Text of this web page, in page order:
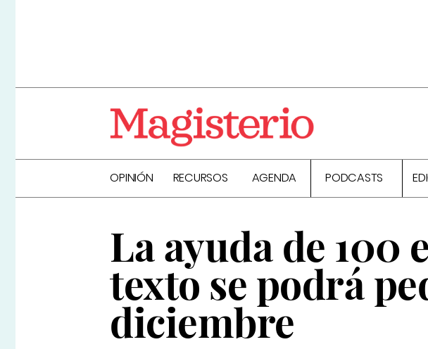
OPINIÓN RECURSOS AGENDA PODCASTS
La ayuda de 100
texto se podrá
diciembre